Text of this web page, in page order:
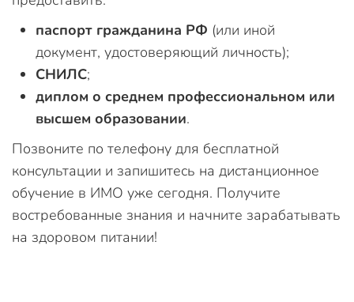
паспорт гражданина РФ (или иной
документ, удостоверяющий личность);
СНИЛС;
диплом о среднем профессиональном или
высшем образовании.
Позвоните по телефону для бесплатной
консультации и запишитесь на дистанционное
обучение в ИМО уже сегодня. Получите
востребованные знания и начните зарабатывать
на здоровом питании!